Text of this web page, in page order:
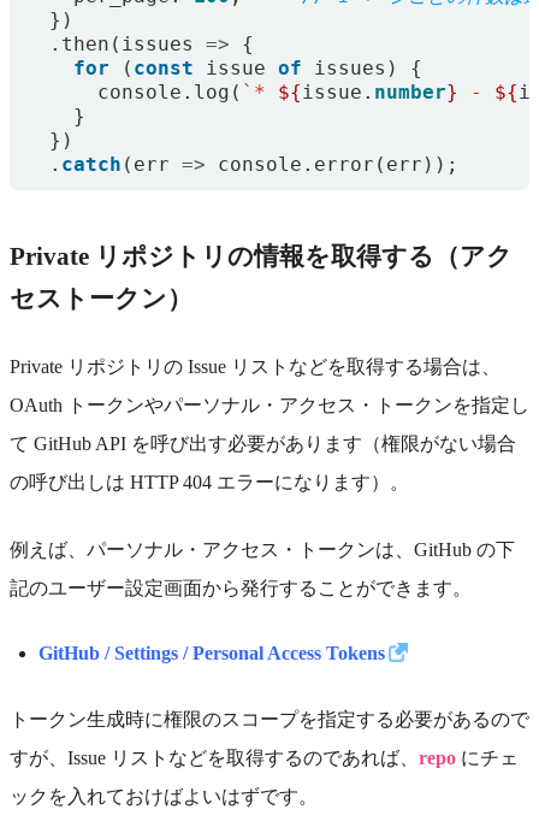
})
. then ( issues =>
{
for
( const issue of issues )
{
console . log ( `* ${issue . number} - ${
}
})
. catch ( err => console . error ( err ));
Private リポジトリの情報を取得する（アク
セストークン）
Private リポジトリの Issue リストなどを取得する場合は、
OAuth トークンやパーソナル・アクセス・トークンを指定し
て GitHub API を呼び出す必要があります（権限がない場合
の呼び出しは HTTP 404 エラーになります）。
例えば、パーソナル・アクセス・トークンは、GitHub の下
記のユーザー設定画面から発行することができます。
GitHub / Settings / Personal Access Tokens
トークン生成時に権限のスコープを指定する必要があるので
すが、Issue リストなどを取得するのであれば、 repo にチェ
ックを入れておけばよいはずです。